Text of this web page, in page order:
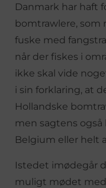
Danmark har haft
bomtrawlere, som
fuske med
når der fiskes i
ikke skal vide
i sin forklaring, at
Hollandske
men sagtens
Belgium eller helt
Istedet imødegår
muligt mødet